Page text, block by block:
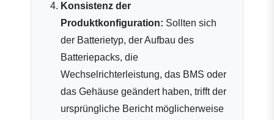
Konsistenz der
Produktkonfiguration: Sollten sich
der Batterietyp, der Aufbau des
Batteriepacks, die
Wechselrichterleistung, das BMS oder
das Gehäuse geändert haben, trifft der
ursprüngliche Bericht möglicherweise